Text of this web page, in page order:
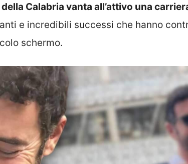
Calabria vanta all’attivo una
e incredibili successi che hanno
schermo.